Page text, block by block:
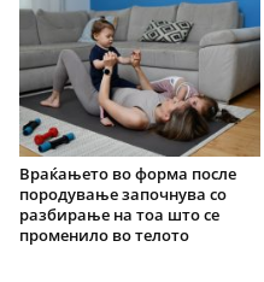
Враќањето во форма после
породување започнува со
разбирање на тоа што се
променило во телото